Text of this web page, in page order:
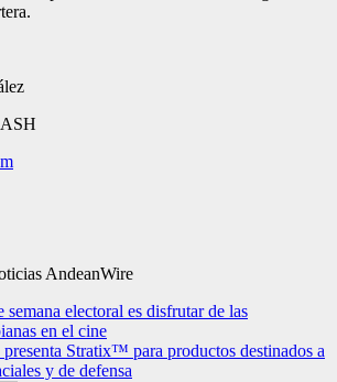
AndeanWire
electoral es disfrutar de las
en el cine
Stratix™ para productos destinados a
y de defensa